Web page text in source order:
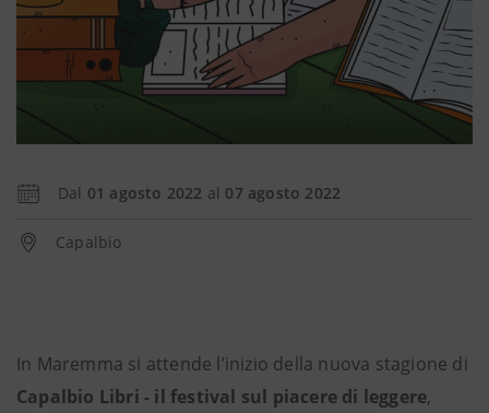
Dal 01 agosto 2022 al 07 agosto 2022
Capalbio
In Maremma si attende l’inizio della nuova stagione di
Capalbio Libri - il festival sul piacere di leggere,